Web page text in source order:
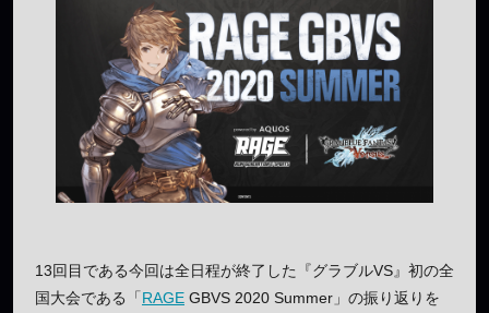
13回目である今回は全日程が終了した『グラブルVS』初の全
国大会である「RAGE GBVS 2020 Summer」の振り返りを